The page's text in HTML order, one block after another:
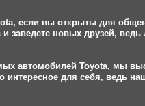
если вы открыты для
новых друзей, ведь
автомобилей Toyota, мы
интересное для себя, ведь